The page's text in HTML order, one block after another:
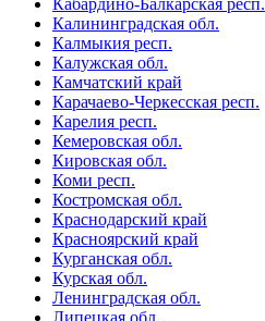
Кабардино-Балкарская респ.
Калининградская обл.
Калмыкия респ.
Калужская обл.
Камчатский край
Карачаево-Черкесская респ.
Карелия респ.
Кемеровская обл.
Кировская обл.
Коми респ.
Костромская обл.
Краснодарский край
Красноярский край
Курганская обл.
Курская обл.
Ленинградская обл.